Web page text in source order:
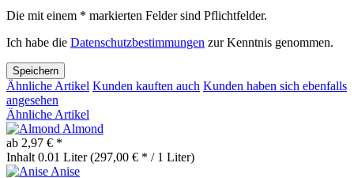
Die mit einem * markierten Felder sind Pflichtfelder.
Ich habe die Datenschutzbestimmungen zur Kenntnis genommen.
Speichern
Ähnliche Artikel Kunden kauften auch Kunden haben sich ebenfalls
angesehen
Ähnliche Artikel
Almond
ab 2,97 € *
Inhalt 0.01 Liter(297,00 € * / 1 Liter)
Anise